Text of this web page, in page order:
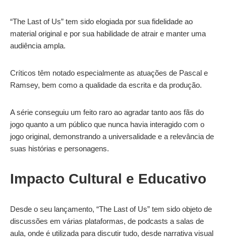
“The Last of Us” tem sido elogiada por sua fidelidade ao
material original e por sua habilidade de atrair e manter uma
audiência ampla.
Críticos têm notado especialmente as atuações de Pascal e
Ramsey, bem como a qualidade da escrita e da produção.
A série conseguiu um feito raro ao agradar tanto aos fãs do
jogo quanto a um público que nunca havia interagido com o
jogo original, demonstrando a universalidade e a relevância de
suas histórias e personagens.
Impacto Cultural e Educativo
Desde o seu lançamento, “The Last of Us” tem sido objeto de
discussões em várias plataformas, de podcasts a salas de
aula, onde é utilizada para discutir tudo, desde narrativa visual